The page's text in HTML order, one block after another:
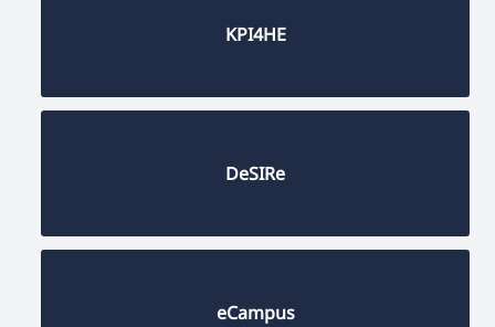
KPI4HE
DeSIRe
eCampus